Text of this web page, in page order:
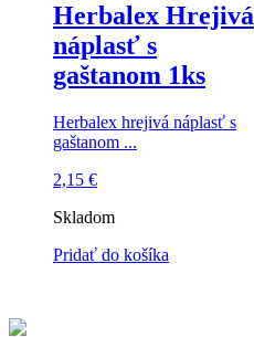
Herbalex Hrejivá
náplasť s
gaštanom 1ks
Herbalex hrejivá náplasť s
gaštanom ...
2,15 €
Skladom
Pridať do košíka